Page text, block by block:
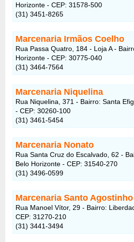
Horizonte - CEP: 31578-500
(31) 3451-8265
Marcenaria Irmãos Coelho
Rua Passa Quatro, 184 - Loja A -
Horizonte - CEP: 30775-040
(31) 3464-7564
Marcenaria Niquelina
Rua Niquelina, 371 - Bairro: Santa
- CEP: 30260-100
(31) 3461-5454
Marcenaria Nonato
Rua Santa Cruz do Escalvado, 62 -
Belo Horizonte - CEP: 31540-270
(31) 3496-0599
Marcenaria Santo Agostinho
Rua Manoel Vítor, 29 - Bairro:
CEP: 31270-210
(31) 3441-3494